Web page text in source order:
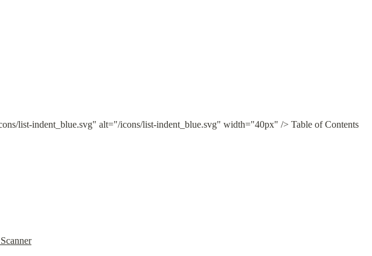
list-indent_blue.svg" alt="/icons/list-indent_blue.svg" width="40px" /> Table of Contents